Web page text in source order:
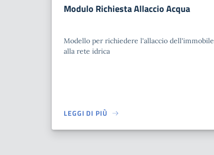
Modulo Richiesta Allaccio Acqua
Modello per richiedere l'allaccio dell'immobile
alla rete idrica
LEGGI DI PIÙ